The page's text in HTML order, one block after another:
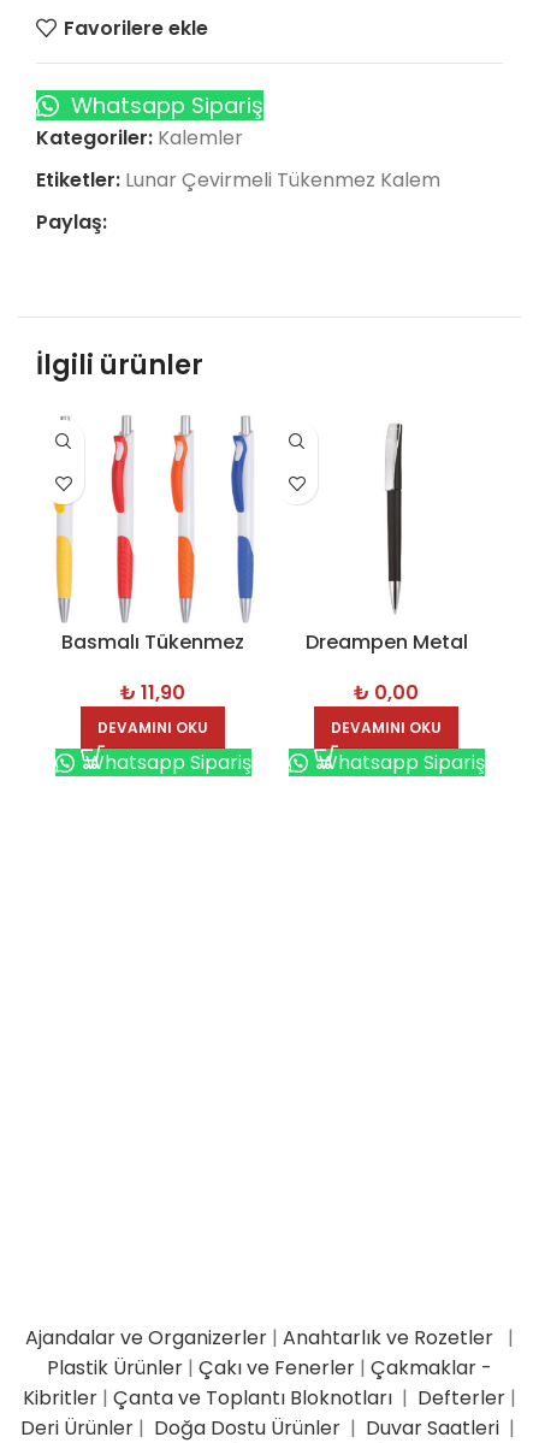
Favorilere ekle
Whatsapp Sipariş
Kategoriler: Kalemler
Etiketler: Lunar Çevirmeli Tükenmez Kalem
Paylaş:
İlgili ürünler
Basmalı Tükenmez
₺ 11,90
DEVAMINI OKU
Whatsapp Sipariş
Dreampen Metal
Kalem – EM
₺ 0,00
DEVAMINI OKU
Whatsapp Sipariş
Ajandalar ve Organizerler | Anahtarlık ve Rozetler |
Plastik Ürünler | Çakı ve Fenerler | Çakmaklar -
Kibritler | Çanta ve Toplantı Bloknotları | Defterler |
Deri Ürünler| Doğa Dostu Ürünler | Duvar Saatleri |